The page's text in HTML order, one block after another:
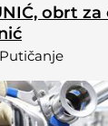
obrt